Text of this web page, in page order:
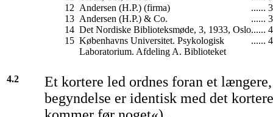
12 Andersen (H.P.) (firma)
......
13 Andersen (H.P.) & Co.
......
14 Det Nordiske Biblioteksmøde, 3, 1933, Oslo......
15 Københavns Universitet. Psykologisk
Laboratorium. Afdeling A. Biblioteket
......
4.2
Et kortere led ordnes foran et
begyndelse er identisk med det